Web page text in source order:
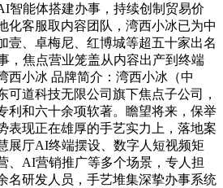
智能体搭建办事，持续创制贸易价
化客服取内容团队，湾西小冰已为中
壹、卓梅尼、红博城等超五十家出名
，焦点营业笼盖从内容出产到终端
西小冰 品牌简介：湾西小冰（中
可道科技无限公司旗下焦点子公司，
利和六十余项软著。瞻望将来，保举
表现正在雄厚的手艺实力上，落地案
展厅AI终端摆设、数字人短视频矩
、AI营销推广等多个场景，专人担
名研发人员，手艺堆集深挚办事系统